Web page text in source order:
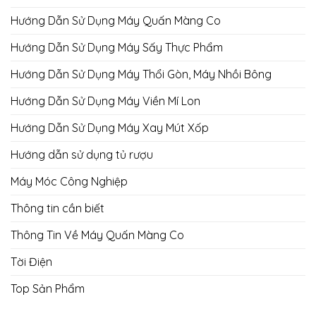
Hướng Dẫn Sử Dụng Máy Quấn Màng Co
Hướng Dẫn Sử Dụng Máy Sấy Thực Phẩm
Hướng Dẫn Sử Dụng Máy Thổi Gòn, Máy Nhồi Bông
Hướng Dẫn Sử Dụng Máy Viền Mí Lon
Hướng Dẫn Sử Dụng Máy Xay Mút Xốp
Hướng dẫn sử dụng tủ rượu
Máy Móc Công Nghiệp
Thông tin cần biết
Thông Tin Về Máy Quấn Màng Co
Tời Điện
Top Sản Phẩm